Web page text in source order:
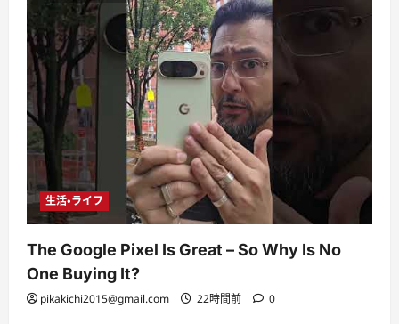
生活・ライフ
The Google Pixel Is Great – So Why Is No
One Buying It?
pikakichi2015@gmail.com 22時間前 0